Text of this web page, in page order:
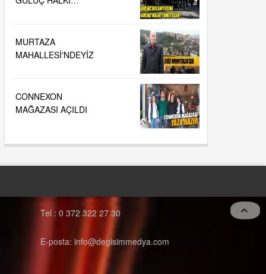
GÜLÜÇ BELEDİYESİNİ
MURTAZA
CONNEXON
Tel : 0 372 322 27 30
E-posta: info@degisimmedya.com